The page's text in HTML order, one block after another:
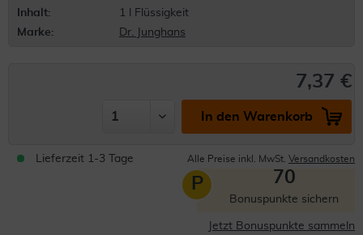
Inhalt:
1 l Flüssigkeit
Marke:
Dr. Junghans
7,37 €
In den Warenkorb
Lieferzeit 1-3 Tage Alle Preise inkl. MwSt. Versandkosten
P 70
Bonuspunkte sichern
Jetzt Bonuspunkte sammeln